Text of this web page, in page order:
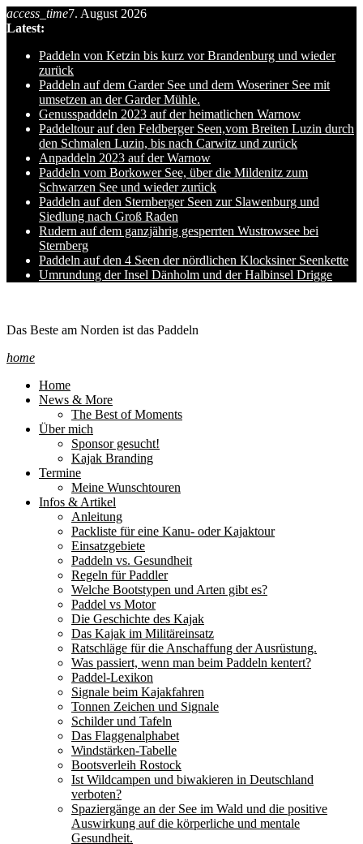
Skip
to
content
access_time7. August 2026
Latest:
Paddeln von Ketzin bis kurz vor Brandenburg und wieder
zurück
Paddeln auf dem Garder See und dem Woseriner See mit
umsetzen an der Garder Mühle.
Genusspaddeln 2023 auf der heimatlichen Warnow
Paddeltour auf den Feldberger Seen,vom Breiten Luzin durch
den Schmalen Luzin, bis nach Carwitz und zurück
Anpaddeln 2023 auf der Warnow
Paddeln vom Borkower See, über die Mildenitz zum
Schwarzen See und wieder zurück
Paddeln auf den Sternberger Seen zur Slawenburg und
Siedlung nach Groß Raden
Rudern auf dem ganzjährig gesperrten Wustrowsee bei
Sternberg
Paddeln auf den 4 Seen der nördlichen Klocksiner Seenkette
Umrundung der Insel Dänholm und der Halbinsel Drigge
Das Beste am Norden ist das Paddeln
home
Home
News & More
The Best of Moments
Über mich
Sponsor gesucht!
Kajak Branding
Termine
Meine Wunschtouren
Infos & Artikel
Anleitung
Packliste für eine Kanu- oder Kajaktour
Einsatzgebiete
Paddeln vs. Gesundheit
Regeln für Paddler
Welche Bootstypen und Arten gibt es?
Paddel vs Motor
Die Geschichte des Kajak
Das Kajak im Militäreinsatz
Ratschläge für die Anschaffung der Ausrüstung.
Was passiert, wenn man beim Paddeln kentert?
Paddel-Lexikon
Signale beim Kajakfahren
Tonnen Zeichen und Signale
Schilder und Tafeln
Das Flaggenalphabet
Windstärken-Tabelle
Bootsverleih Rostock
Ist Wildcampen und biwakieren in Deutschland
verboten?
Spaziergänge an der See im Wald und die positive
Auswirkung auf die körperliche und mentale
Gesundheit.